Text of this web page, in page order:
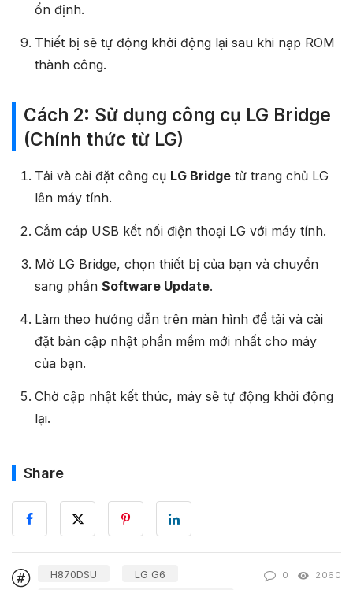
ổn định.
Thiết bị sẽ tự động khởi động lại sau khi nạp ROM
thành công.
Cách 2: Sử dụng công cụ LG Bridge
(Chính thức từ LG)
Tải và cài đặt công cụ LG Bridgetừ trang chủ LG
lên máy tính.
Cắm cáp USB kết nối điện thoại LG với máy tính.
Mở LG Bridge, chọn thiết bị của bạn và chuyển
sang phần Software Update.
Làm theo hướng dẫn trên màn hình để tải và cài
đặt bản cập nhật phần mềm mới nhất cho máy
của bạn.
Chờ cập nhật kết thúc, máy sẽ tự động khởi động
lại.
Share
H870DSU
LG G6
0 2060